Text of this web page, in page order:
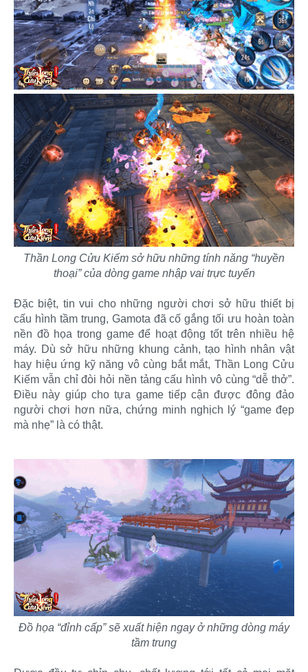
Thần Long Cửu Kiếm sở hữu những tính năng “huyền
thoại” của dòng game nhập vai trực tuyến
Đặc biệt, tin vui cho những người chơi sở hữu thiết bị
cấu hình tầm trung, Gamota đã cố gắng tối ưu hoàn toàn
nền đồ họa trong game để hoạt động tốt trên nhiều hệ
máy. Dù sở hữu những khung cảnh, tạo hình nhân vật
hay hiệu ứng kỹ năng vô cùng bắt mắt, Thần Long Cửu
Kiếm vẫn chỉ đòi hỏi nền tảng cấu hình vô cùng “dễ thở”.
Điều này giúp cho tựa game tiếp cận được đông đảo
người chơi hơn nữa, chứng minh nghịch lý “game đẹp
mà nhẹ” là có thật.​
Đồ họa “đỉnh cấp” sẽ xuất hiện ngay ở những dòng máy
tầm trung